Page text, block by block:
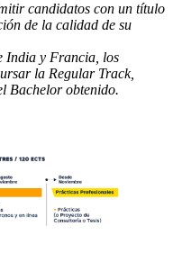
candidatos con un título
de la calidad de su
India y Francia, los
la Regular Track,
Bachelor obtenido.